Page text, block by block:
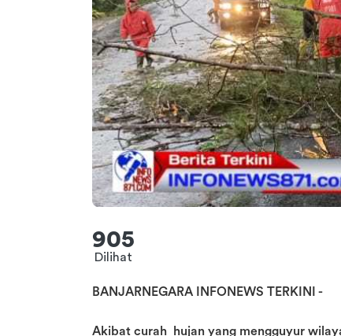
905
Dilihat
BANJARNEGARA INFONEWS TERKINI -
Akibat curah hujan yang mengguyur